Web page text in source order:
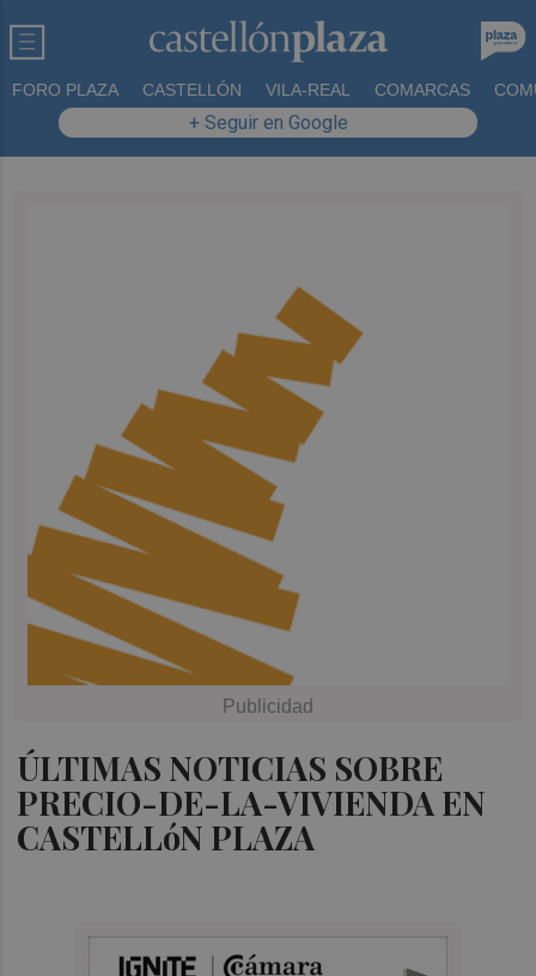
FORO PLAZA CASTELLÓN VILA-REAL COMARCAS
+ Seguir en Google
ÚLTIMAS NOTICIAS SOBRE
PRECIO-DE-LA-VIVIENDA EN
CASTELLóN PLAZA